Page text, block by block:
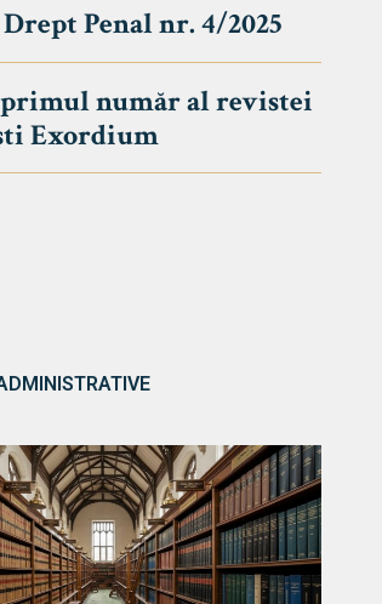
Penal nr. 4/2025
număr al revistei
Exordium